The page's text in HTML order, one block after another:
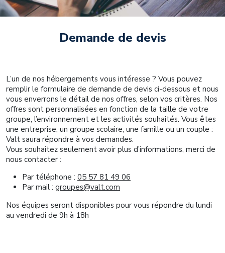
Demande de devis
L’un de nos hébergements vous intéresse ? Vous pouvez
remplir le formulaire de demande de devis ci-dessous et nous
vous enverrons le détail de nos offres, selon vos critères. Nos
offres sont personnalisées en fonction de la taille de votre
groupe, l’environnement et les activités souhaités. Vous êtes
une entreprise, un groupe scolaire, une famille ou un couple :
Valt saura répondre à vos demandes.
Vous souhaitez seulement avoir plus d’informations, merci de
nous contacter :
Par téléphone : 05 57 81 49 06
Par mail : groupes@valt.com
Nos équipes seront disponibles pour vous répondre du lundi
au vendredi de 9h à 18h